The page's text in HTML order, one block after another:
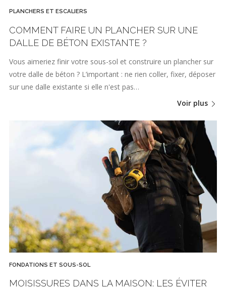
PLANCHERS ET ESCALIERS
COMMENT FAIRE UN PLANCHER SUR UNE
DALLE DE BÉTON EXISTANTE ?
Vous aimeriez finir votre sous-sol et construire un plancher sur
votre dalle de béton ? L’important : ne rien coller, fixer, déposer
sur une dalle existante si elle n'est pas…
Voir plus
FONDATIONS ET SOUS-SOL
MOISISSURES DANS LA MAISON: LES ÉVITER